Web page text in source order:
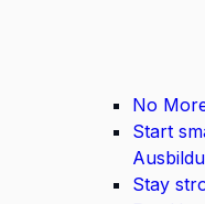
No
Start
Stay